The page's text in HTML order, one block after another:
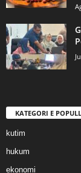
KATEGORI E
kutim
hukum
ekonomi